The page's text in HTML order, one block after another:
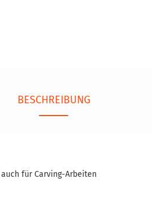
BESCHREIBUNG
für Carving-Arbeiten